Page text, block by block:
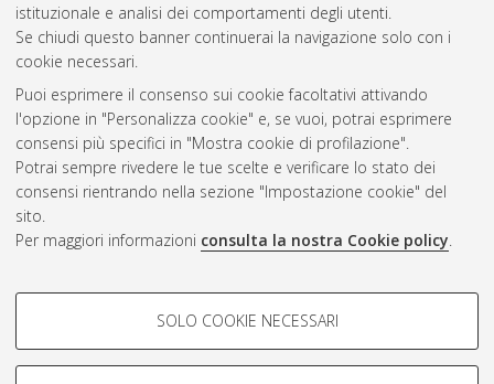
istituzionale e analisi dei comportamenti degli utenti.
Se chiudi questo banner continuerai la navigazione solo con i
cookie necessari.
Puoi esprimere il consenso sui cookie facoltativi attivando
l'opzione in "Personalizza cookie" e, se vuoi, potrai esprimere
consensi più specifici in "Mostra cookie di profilazione".
Potrai sempre rivedere le tue scelte e verificare lo stato dei
consensi rientrando nella sezione "Impostazione cookie" del
sito.
Per maggiori informazioni consulta la nostra Cookie policy.
COOKIE DI PROFILAZIONE -
Si tratta di cookie utilizzati per analizzare le caratteristiche della
SOLO COOKIE NECESSARI
Atom
Rss 1.0
Rss 2.0
ISSN: 2038-7946
Impostazioni Cookie
Informativa sulla privacy
Condizioni d’uso del sito